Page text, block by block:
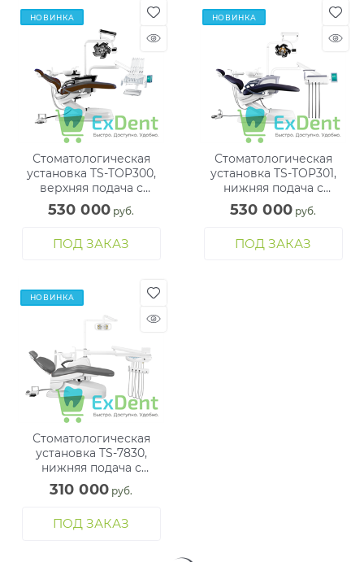
НОВИНКА
Стоматологическая
установка TS-TOP300,
верхняя подача с
подвесным гидроблоком
530 000 руб.
ПОД ЗАКАЗ
НОВИНКА
Стоматологическая
установка TS-TOP301,
нижняя подача с
подвесным гидроблоком
530 000 руб.
ПОД ЗАКАЗ
НОВИНКА
Стоматологическая
установка TS-7830,
нижняя подача с
эжектором
310 000 руб.
ПОД ЗАКАЗ